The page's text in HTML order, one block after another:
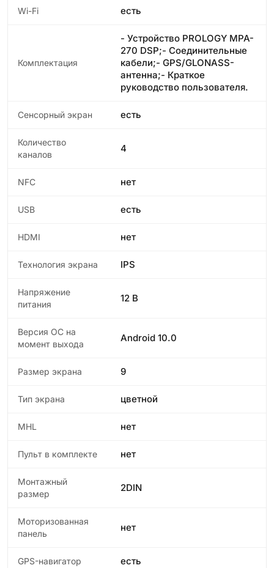
Wi-Fi есть
Комплектация
- Устройство PROLOGY MPA-
270 DSP;- Соединительные
кабели;- GPS/GLONASS-
антенна;- Краткое
руководство пользователя.
Сенсорный экран есть
Количество
каналов
4
NFC нет
USB есть
HDMI нет
Технология экрана IPS
Напряжение
питания
12 В
Версия ОС на
момент выхода
Android 10.0
Размер экрана 9
Тип экрана цветной
MHL нет
Пульт в комплекте нет
Монтажный
размер
2DIN
Моторизованная
панель
нет
GPS-навигатор есть